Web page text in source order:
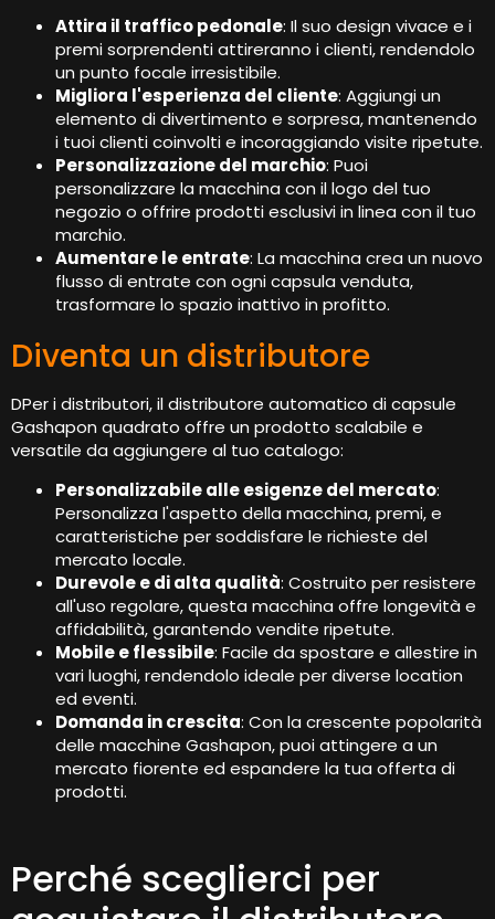
Attira il traffico pedonale: Il suo design vivace e i
premi sorprendenti attireranno i clienti, rendendolo
un punto focale irresistibile.
Migliora l'esperienza del cliente: Aggiungi un
elemento di divertimento e sorpresa, mantenendo
i tuoi clienti coinvolti e incoraggiando visite ripetute.
Personalizzazione del marchio: Puoi
personalizzare la macchina con il logo del tuo
negozio o offrire prodotti esclusivi in ​​linea con il tuo
marchio.
Aumentare le entrate: La macchina crea un nuovo
flusso di entrate con ogni capsula venduta,
trasformare lo spazio inattivo in profitto.
Diventa un distributore
DPer i distributori, il distributore automatico di capsule
Gashapon quadrato offre un prodotto scalabile e
versatile da aggiungere al tuo catalogo:
Personalizzabile alle esigenze del mercato:
Personalizza l'aspetto della macchina, premi, e
caratteristiche per soddisfare le richieste del
mercato locale.
Durevole e di alta qualità: Costruito per resistere
all'uso regolare, questa macchina offre longevità e
affidabilità, garantendo vendite ripetute.
Mobile e flessibile: Facile da spostare e allestire in
vari luoghi, rendendolo ideale per diverse location
ed eventi.
Domanda in crescita: Con la crescente popolarità
delle macchine Gashapon, puoi attingere a un
mercato fiorente ed espandere la tua offerta di
prodotti.
Perché sceglierci per